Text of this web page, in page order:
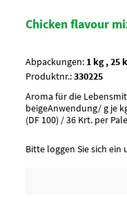
Chicken flavour
Abpackungen:
1 kg ,
Produktnr.:330225
Aroma für die
beigeAnwendung/ g je
(DF 100) / 36 Krt. per
Bitte loggen Sie sich ein